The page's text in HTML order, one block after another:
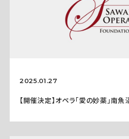
2025.01.27
【開催決定】オペラ「愛の妙薬」南魚